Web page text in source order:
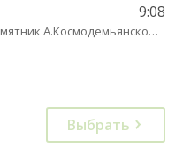
9:08
Памятник А.Космодемьянскому(Балтийское шоссе) трасса
Выбрать